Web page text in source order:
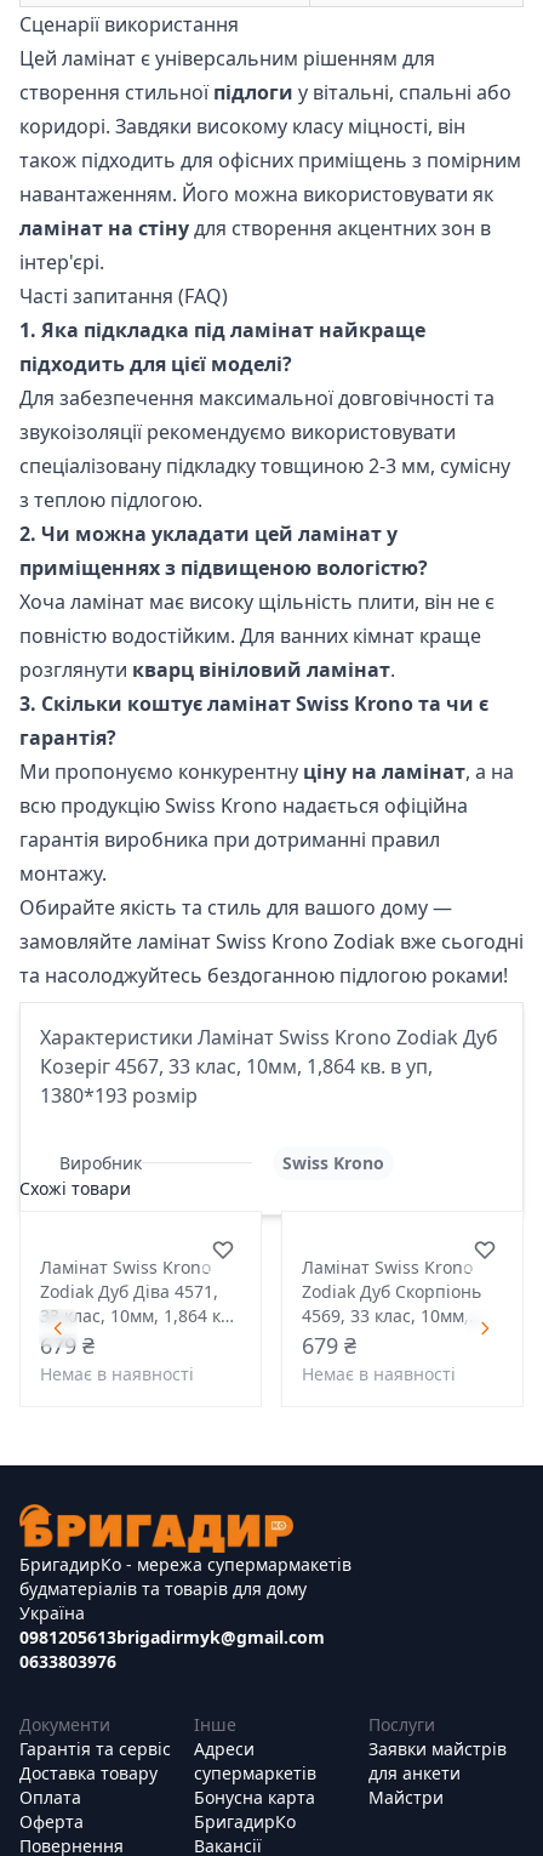
Сценарії використання
Цей ламінат є універсальним рішенням для
створення стильноїпідлоги у вітальні, спальні або
коридорі. Завдяки високому класу міцності, він
також підходить для офісних приміщень з помірним
навантаженням. Його можна використовувати як
ламінат на стінудля створення акцентних зон в
інтер'єрі.
Часті запитання (FAQ)
1. Яка підкладка під ламінат найкраще
підходить для цієї моделі?
Для забезпечення максимальної довговічності та
звукоізоляції рекомендуємо використовувати
спеціалізовану підкладку товщиною 2-3 мм, сумісну
з теплою підлогою.
2. Чи можна укладати цей ламінат у
приміщеннях з підвищеною вологістю?
Хоча ламінат має високу щільність плити, він не є
повністю водостійким. Для ванних кімнат краще
розглянути кварц вініловий ламінат.
3. Скільки коштує ламінат Swiss Krono та чи є
гарантія?
Ми пропонуємо конкурентну ціну на ламінат, а на
всю продукцію Swiss Krono надається офіційна
гарантія виробника при дотриманні правил
монтажу.
Обирайте якість та стиль для вашого дому —
замовляйте ламінат Swiss Krono Zodiak вже сьогодні
та насолоджуйтесь бездоганною підлогою роками!
Характеристики Ламінат Swiss Krono Zodiak Дуб
Козеріг 4567, 33 клас, 10мм, 1,864 кв. в уп,
1380*193 розмір
Виробник
Swiss Krono
Схожі товари
Ламінат Swiss Krono
Zodiak Дуб Діва 4571,
33 клас, 10мм, 1,864 кв.
в уп, 1380*193 розмір
679 ₴
Немає в наявності
Ламінат Swiss Krono
Zodiak Дуб Скорпіонь
4569, 33 клас, 10мм,
1,864 кв. в уп, 1380*193
розмір
679 ₴
Немає в наявності
БригадирКо - мережа супермармакетів
будматеріалів та товарів для дому
Україна
0981205613
0633803976
brigadirmyk@gmail.com
Документи
Гарантія та сервіс
Доставка товару
Оплата
Оферта
Повернення
Інше
Адреси
супермаркетів
Бонусна карта
БригадирКо
Вакансії
Послуги
Заявки майстрів
для анкети
Майстри